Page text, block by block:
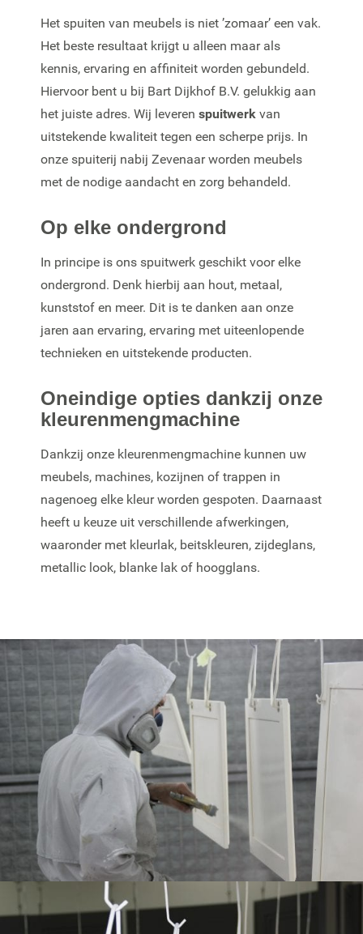
Het spuiten van meubels is niet ’zomaar’ een vak.
Het beste resultaat krijgt u alleen maar als
kennis, ervaring en affiniteit worden gebundeld.
Hiervoor bent u bij Bart Dijkhof B.V. gelukkig aan
het juiste adres. Wij leveren spuitwerkvan
uitstekende kwaliteit tegen een scherpe prijs. In
onze spuiterij nabij Zevenaar worden meubels
met de nodige aandacht en zorg behandeld.
Op elke ondergrond
In principe is ons spuitwerk geschikt voor elke
ondergrond. Denk hierbij aan hout, metaal,
kunststof en meer. Dit is te danken aan onze
jaren aan ervaring, ervaring met uiteenlopende
technieken en uitstekende producten.
Oneindige opties dankzij onze
kleurenmengmachine
Dankzij onze kleurenmengmachine kunnen uw
meubels, machines, kozijnen of trappen in
nagenoeg elke kleur worden gespoten. Daarnaast
heeft u keuze uit verschillende afwerkingen,
waaronder met kleurlak, beitskleuren, zijdeglans,
metallic look, blanke lak of hoogglans.